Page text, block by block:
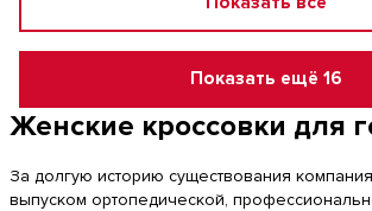
Показать ещё 16
Женские кроссовки для
За долгую историю существования
выпуском ортопедической,